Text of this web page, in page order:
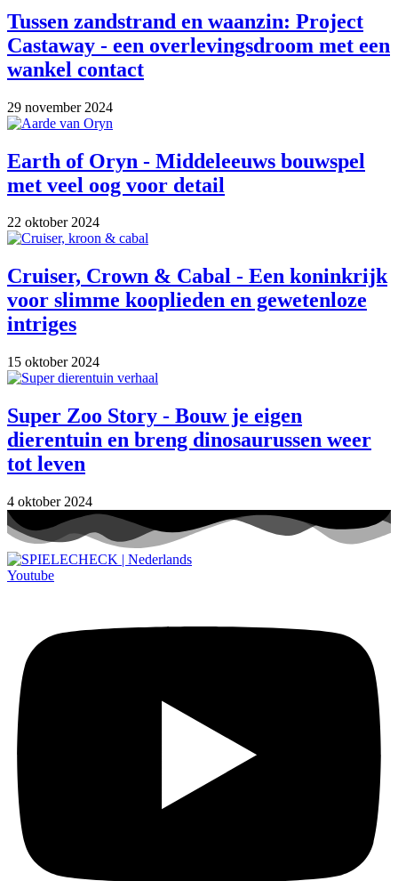
Tussen zandstrand en waanzin: Project
Castaway - een overlevingsdroom met een
wankel contact
29 november 2024
Earth of Oryn - Middeleeuws bouwspel
met veel oog voor detail
22 oktober 2024
Cruiser, Crown & Cabal - Een koninkrijk
voor slimme kooplieden en gewetenloze
intriges
15 oktober 2024
Super Zoo Story - Bouw je eigen
dierentuin en breng dinosaurussen weer
tot leven
4 oktober 2024
Youtube